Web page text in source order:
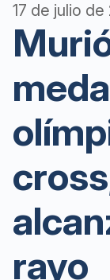
17 de julio
rayo